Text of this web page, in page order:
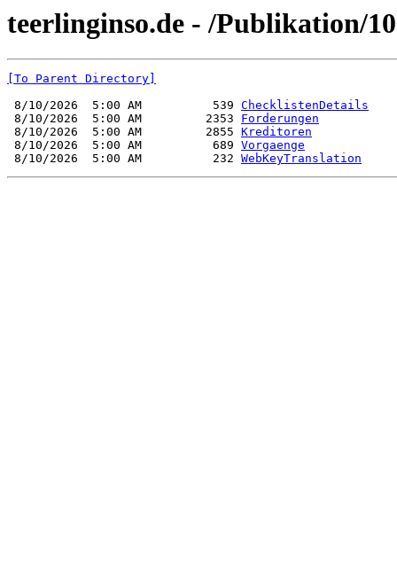
teerlinginso.de - /Publikation/
[To Parent Directory]
8/10/2026  5:00 AM          539 ChecklistenDetails
8/10/2026  5:00 AM         2353 Forderungen
8/10/2026  5:00 AM         2855 Kreditoren
8/10/2026  5:00 AM          689 Vorgaenge
8/10/2026  5:00 AM          232 WebKeyTranslation